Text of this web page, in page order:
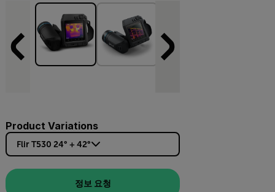
Product Variations
Flir T530 24° + 42°
정보 요청